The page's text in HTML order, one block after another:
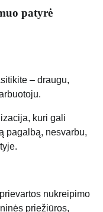
patyrė
– draugu,
kuri gali
pagalbą, nesvarbu,
nukreipimo
priežiūros,